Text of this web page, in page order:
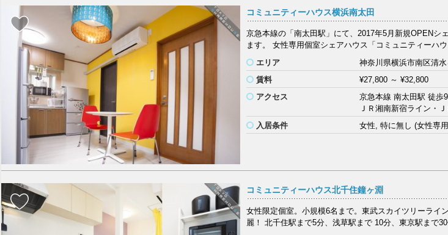
コミュニティーハウス横浜南太田
京急本線の「南太田駅」にて、2017年5月新規OPENシ
ます。 女性専用個室シェアハウス「コミュニティーハ
エリア
神奈川県横浜市南区清水
賃料
¥27,800 ～¥32,800
アクセス
京急本線 南太田駅 徒歩
ＪＲ湘南新宿ライン・
入居条件
女性, 特に無し (女性専
コミュニティーハウス北千住鐘ヶ淵
女性限定個室。小規模6名まで。東武スカイツリーライ
麗！ 北千住駅まで5分、浅草駅まで 10分、東京駅まで